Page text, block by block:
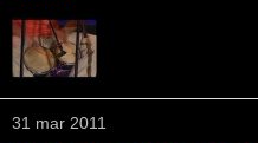
31 mar 2011